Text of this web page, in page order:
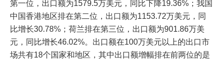
第一位，出口额为1579.5万美元，同比下降19.36%；我国
中国香港地区排在第二位，出口额为1153.72万美元，同
比增长30.78%；荷兰排在第三位，出口额为901.86万美
元，同比增长46.02%。出口额在100万美元以上的出口市
场共有18个国家和地区，其中出口额增幅排在前两位的是